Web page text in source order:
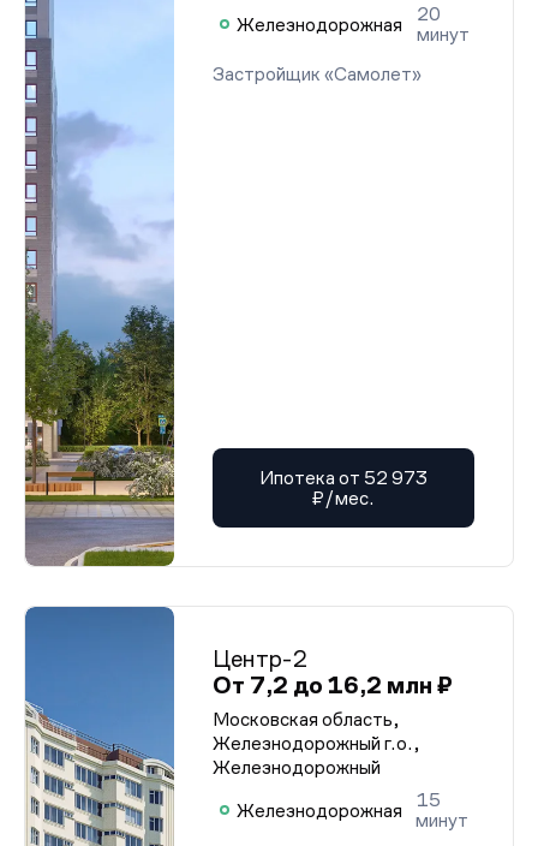
Железнодорожная
20
минут
Застройщик «Самолет»
Ипотека от 52 973
₽/мес.
Центр-2
От 7,2 до 16,2 млн ₽
Московская область,
Железнодорожный г.о.,
Железнодорожный
Железнодорожная
15
минут